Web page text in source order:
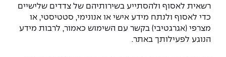
רשאית לאסוף ולהסתייע בשירותיהם של צדדים שלישיים
כדי לאסוף ולנתח מידע אישי או אנונימי, סטטיסטי, או
מצרפי (אגרגטיבי) בקשר עם השימוש כאמור, לרבות מידע
הנוגע לפעילותך באתר.